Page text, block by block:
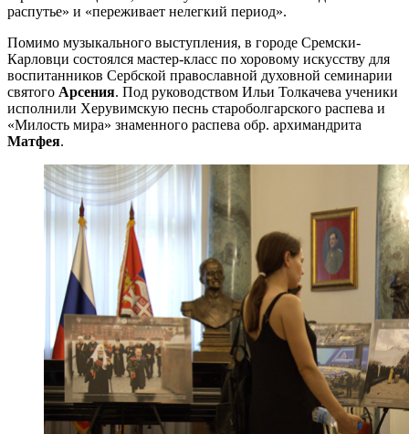
распутье» и «переживает нелегкий период».
Помимо музыкального выступления, в городе Сремски-
Карловци состоялся мастер-класс по хоровому искусству для
воспитанников Сербской православной духовной семинарии
святого Арсения. Под руководством Ильи Толкачева ученики
исполнили Херувимскую песнь староболгарского распева и
«Милость мира» знаменного распева обр. архимандрита
Матфея.